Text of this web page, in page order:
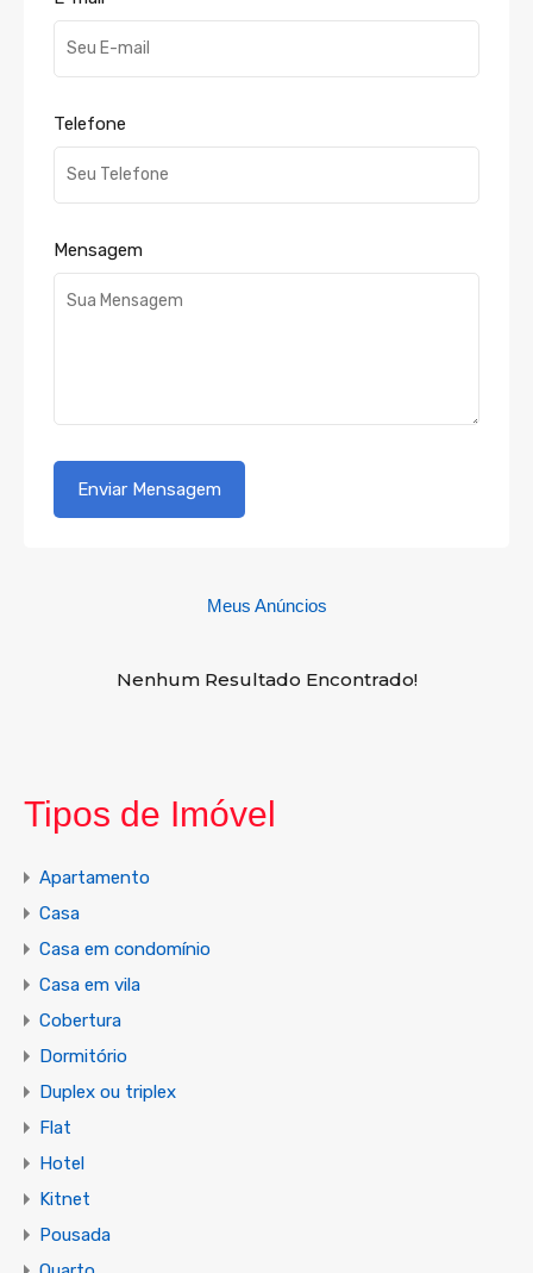
Telefone
Mensagem
Meus Anúncios
Nenhum Resultado Encontrado!
Tipos de Imóvel
Apartamento
Casa
Casa em condomínio
Casa em vila
Cobertura
Dormitório
Duplex ou triplex
Flat
Hotel
Kitnet
Pousada